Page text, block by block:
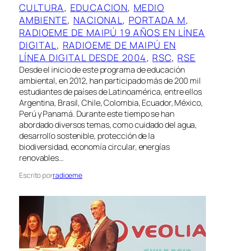
CULTURA, EDUCACION, MEDIO
AMBIENTE, NACIONAL, PORTADA M
RADIOEME DE MAIPÚ 19 AÑOS EN LÍNEA
DIGITAL, RADIOEME DE MAIPÚ EN
LÍNEA DIGITAL DESDE 2004, RSC, RSE
Desde el inicio de este programa de educación
ambiental, en 2012, han participado más de 200 mil
estudiantes de países de Latinoamérica, entre ellos
Argentina, Brasil, Chile, Colombia, Ecuador, México,
Perú y Panamá. Durante este tiempo se han
abordado diversos temas, como cuidado del agua,
desarrollo sostenible, protección de la
biodiversidad, economía circular, energías
renovables…
Escrito porradioeme